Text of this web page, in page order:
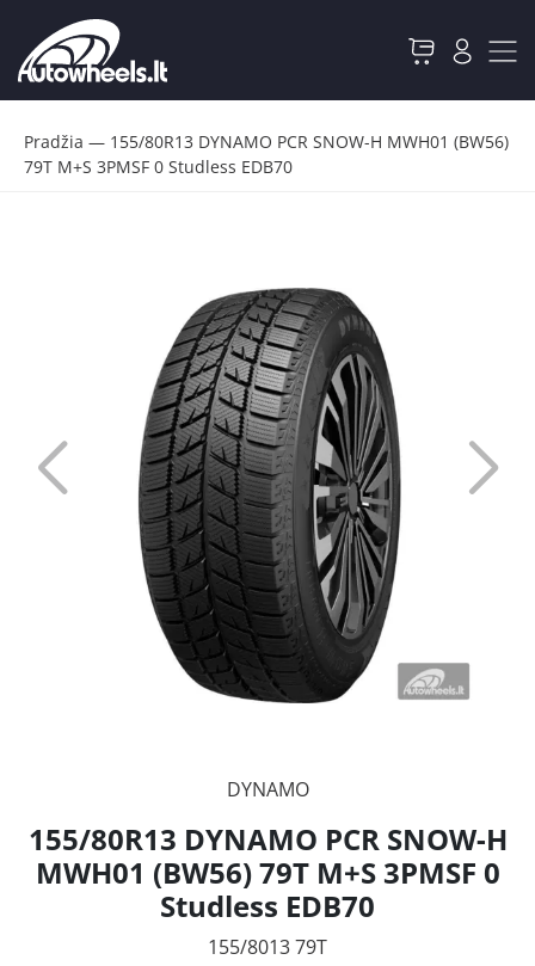
Pradžia — 155/80R13 DYNAMO PCR SNOW-H MWH01 (BW56)
79T M+S 3PMSF 0 Studless EDB70
DYNAMO
155/80R13 DYNAMO PCR SNOW-H
MWH01 (BW56) 79T M+S 3PMSF 0
Studless EDB70
155/8013 79T